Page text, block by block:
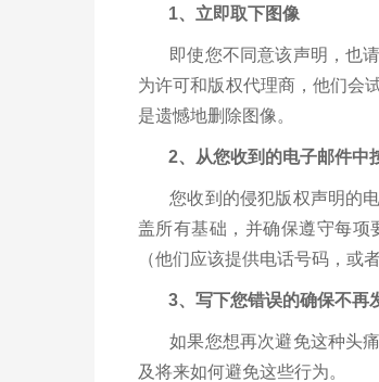
1、立即取下图像
即使您不同意该声明，也请
为许可和版权代理商，他们会
是遗憾地删除图像。
2、从您收到的电子邮件中
您收到的侵犯版权声明的电
盖所有基础，并确保遵守每项
（他们应该提供电话号码，或
3、写下您错误的确保不再
如果您想再次避免这种头痛
及将来如何避免这些行为。